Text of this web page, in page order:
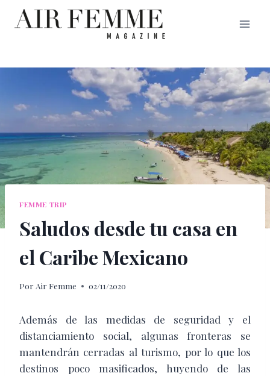
Saltar
FEMME TRIP
Saludos desde tu casa en
el Caribe Mexicano
Por Air Femme 02/11/2020
Además de las medidas de seguridad y el
distanciamiento social, algunas fronteras se
mantendrán cerradas al turismo, por lo que los
destinos poco masificados, huyendo de las